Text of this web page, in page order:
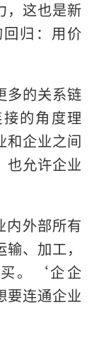
，这也是新
归：用价
多的关系链
的角度理
和企业之间
也允许企业
外部所有
、加工，
。‘企企
要连通企业